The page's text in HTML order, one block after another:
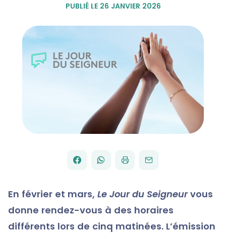
PUBLIÉ LE 26 JANVIER 2026
PARTAGER
FACEBOOK
PARTAGER
WHATSAPP
IMPRIMERENVOYER
PAR
EMAIL
En février et mars, Le Jour du Seigneurvous
donne rendez-vous à des horaires
différents lors de cinq matinées. L’émission